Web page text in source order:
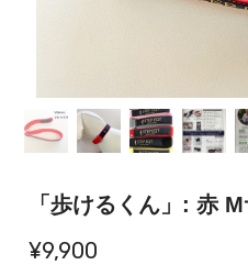
「歩けるくん」: 赤
¥9,900